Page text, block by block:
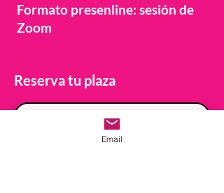
Formato presenline: sesión de
Zoom
Reserva tu plaza
Email